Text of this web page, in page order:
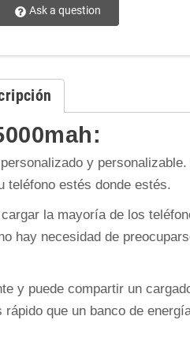
Ask a question
y
teléfono estés donde estés.
la mayoría de los
hay necesidad de
y puede compartir un
que un banco de